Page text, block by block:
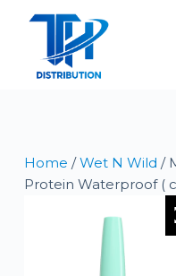
o
n
Home /Wet N Wild /
Protein Waterproof (